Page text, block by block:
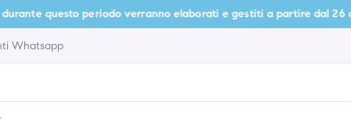
periodo verranno elaborati e gestiti a partire dal 26 agosto.
Whatsapp